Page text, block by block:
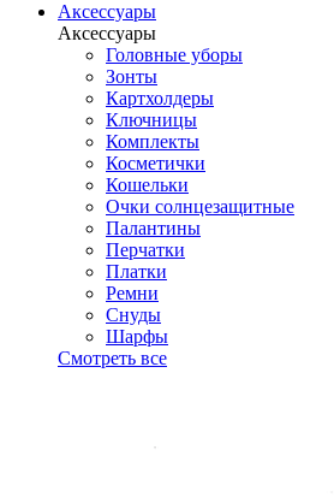
Аксессуары
Аксессуары
Головные уборы
Зонты
Картхолдеры
Ключницы
Комплекты
Косметички
Кошельки
Очки солнцезащитные
Палантины
Перчатки
Платки
Ремни
Снуды
Шарфы
Смотреть все